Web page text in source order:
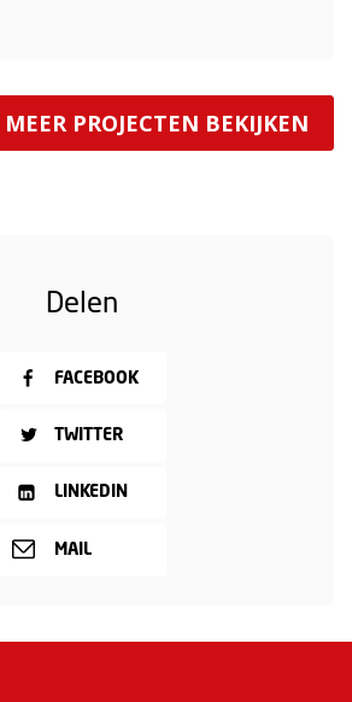
MEER PROJECTEN BEKIJKEN
Delen
FACEBOOK
TWITTER
LINKEDIN
MAIL